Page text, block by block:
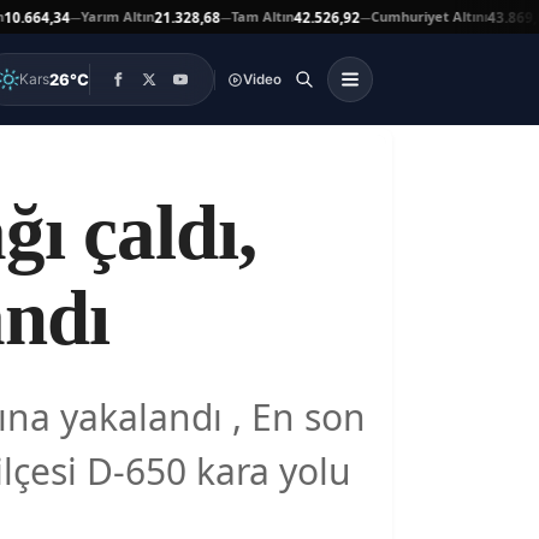
—Yarım Altın21.328,68 —Tam Altın42.526,92 —Cumhuriyet Altını43.869,00 ▲
Kars26°C Video
çaldı,
yakalandı , En son
D-650 kara yolu